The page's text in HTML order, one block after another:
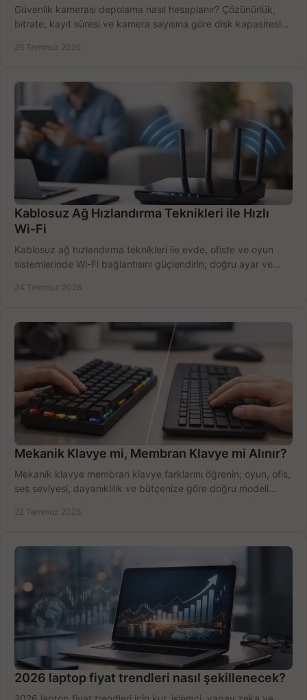
Güvenlik kamerası depolama nasıl hesaplanır? Çözünürlük,
bitrate, kayıt süresi ve kamera sayısına göre disk kapasitesini
26 Temmuz 2026
Kablosuz Ağ Hızlandırma Teknikleri ile Hızlı
Wi-Fi
Kablosuz ağ hızlandırma teknikleri ile evde, ofiste ve oyun
sistemlerinde Wi-Fi bağlantısını güçlendirin; doğru ayar ve
24 Temmuz 2026
Mekanik Klavye mi, Membran Klavye mi Alınır?
Mekanik klavye membran klavye farklarını öğrenin; oyun, ofis,
ses seviyesi, dayanıklılık ve bütçenize göre doğru modeli
22 Temmuz 2026
2026 laptop fiyat trendleri nasıl şekillenecek?